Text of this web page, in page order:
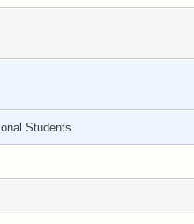
Students